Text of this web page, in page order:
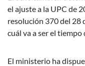
el ajuste a la UPC de
resolución 370 del 28
cuál va a ser el
El ministerio ha